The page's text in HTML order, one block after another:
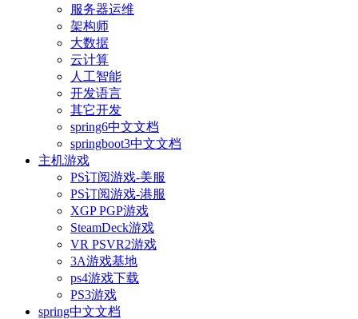
服务器运维
架构师
大数据
云计算
人工智能
开发语言
其它开发
spring6中文文档
springboot3中文文档
主机游戏
PS订阅游戏-美服
PS订阅游戏-港服
XGP PGP游戏
SteamDeck游戏
VR PSVR2游戏
3A游戏基地
ps4游戏下载
PS3游戏
spring中文文档